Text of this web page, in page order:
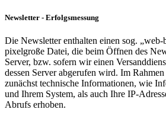
Newsletter - Erfolgsmessung
Die Newsletter enthalten einen sog. „web-
pixelgroße Datei, die beim Öffnen des
Server, bzw. sofern wir einen
dessen Server abgerufen wird. Im
zunächst technische Informationen, wie
und Ihrem System, als auch Ihre IP-
Abrufs erhoben.